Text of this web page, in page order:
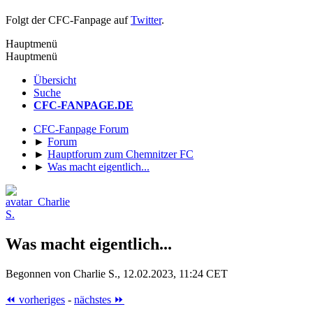
Folgt der CFC-Fanpage aufTwitter.
Hauptmenü
Hauptmenü
Übersicht
Suche
CFC-FANPAGE.DE
CFC-Fanpage Forum
► Forum
► Hauptforum zum Chemnitzer FC
► Was macht eigentlich...
Was macht eigentlich...
Begonnen von Charlie S., 12.02.2023, 11:24 CET
⏪ vorheriges - nächstes ⏩